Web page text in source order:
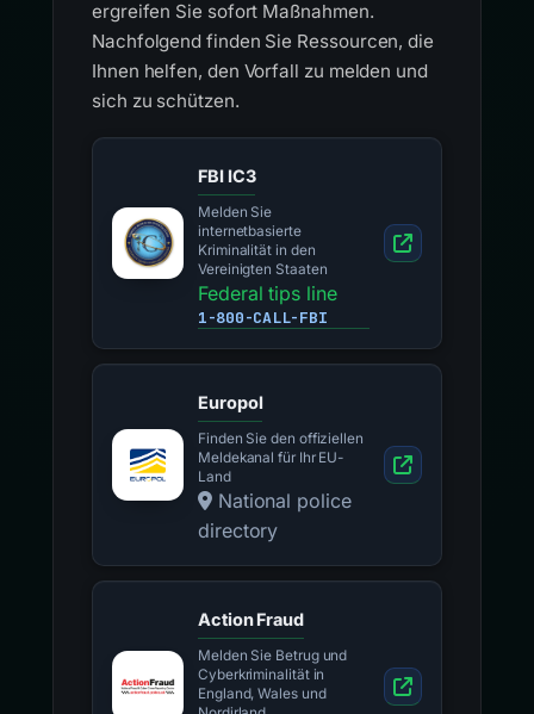
ergreifen Sie sofort Maßnahmen.
Nachfolgend finden Sie Ressourcen, die
Ihnen helfen, den Vorfall zu melden und
sich zu schützen.
FBI IC3
Melden Sie
internetbasierte
Kriminalität in den
Vereinigten Staaten
Federal tips line
1-800-CALL-FBI
Europol
Finden Sie den offiziellen
Meldekanal für Ihr EU-
Land
National police
directory
Action Fraud
Melden Sie Betrug und
Cyberkriminalität in
England, Wales und